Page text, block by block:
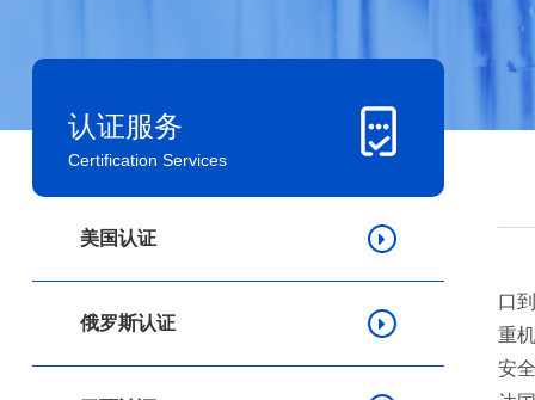
认证服务
Certification Services
美国认证
俄罗斯认证
口
重
安